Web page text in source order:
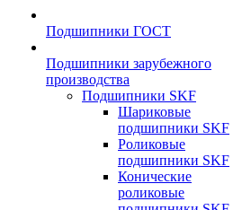
Подшипники ГОСТ
Подшипники зарубежного
производства
Подшипники SKF
Шариковые
подшипники SKF
Роликовые
подшипники SKF
Конические
роликовые